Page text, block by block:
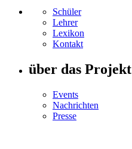
Schüler
Lehrer
Lexikon
Kontakt
über das Projekt
Events
Nachrichten
Presse